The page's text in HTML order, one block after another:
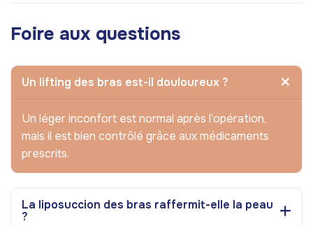
Foire aux questions
Un lifting des bras est-il douloureux ?
Un léger inconfort est normal après l’opération,
mais il est bien contrôlé grâce aux médicaments
prescrits.
La liposuccion des bras raffermit-elle la peau
?